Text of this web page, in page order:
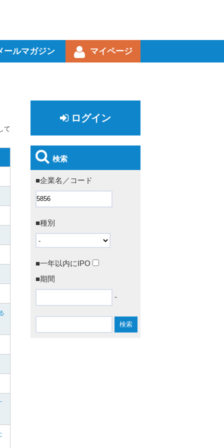
ールマガジン マイページ
て
ログイン
検索
■企業名／コード
■種別
■一年以内にIPO
■期間
-